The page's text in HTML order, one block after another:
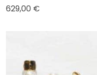
629,00 €